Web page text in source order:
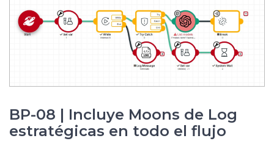
BP-08 | Incluye Moons de Log
estratégicas en todo el flujo